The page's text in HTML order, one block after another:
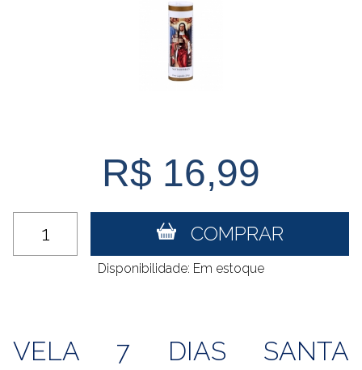
R$ 16,99
COMPRAR
Disponibilidade: Em estoque
VELA 7 DIAS SANTA